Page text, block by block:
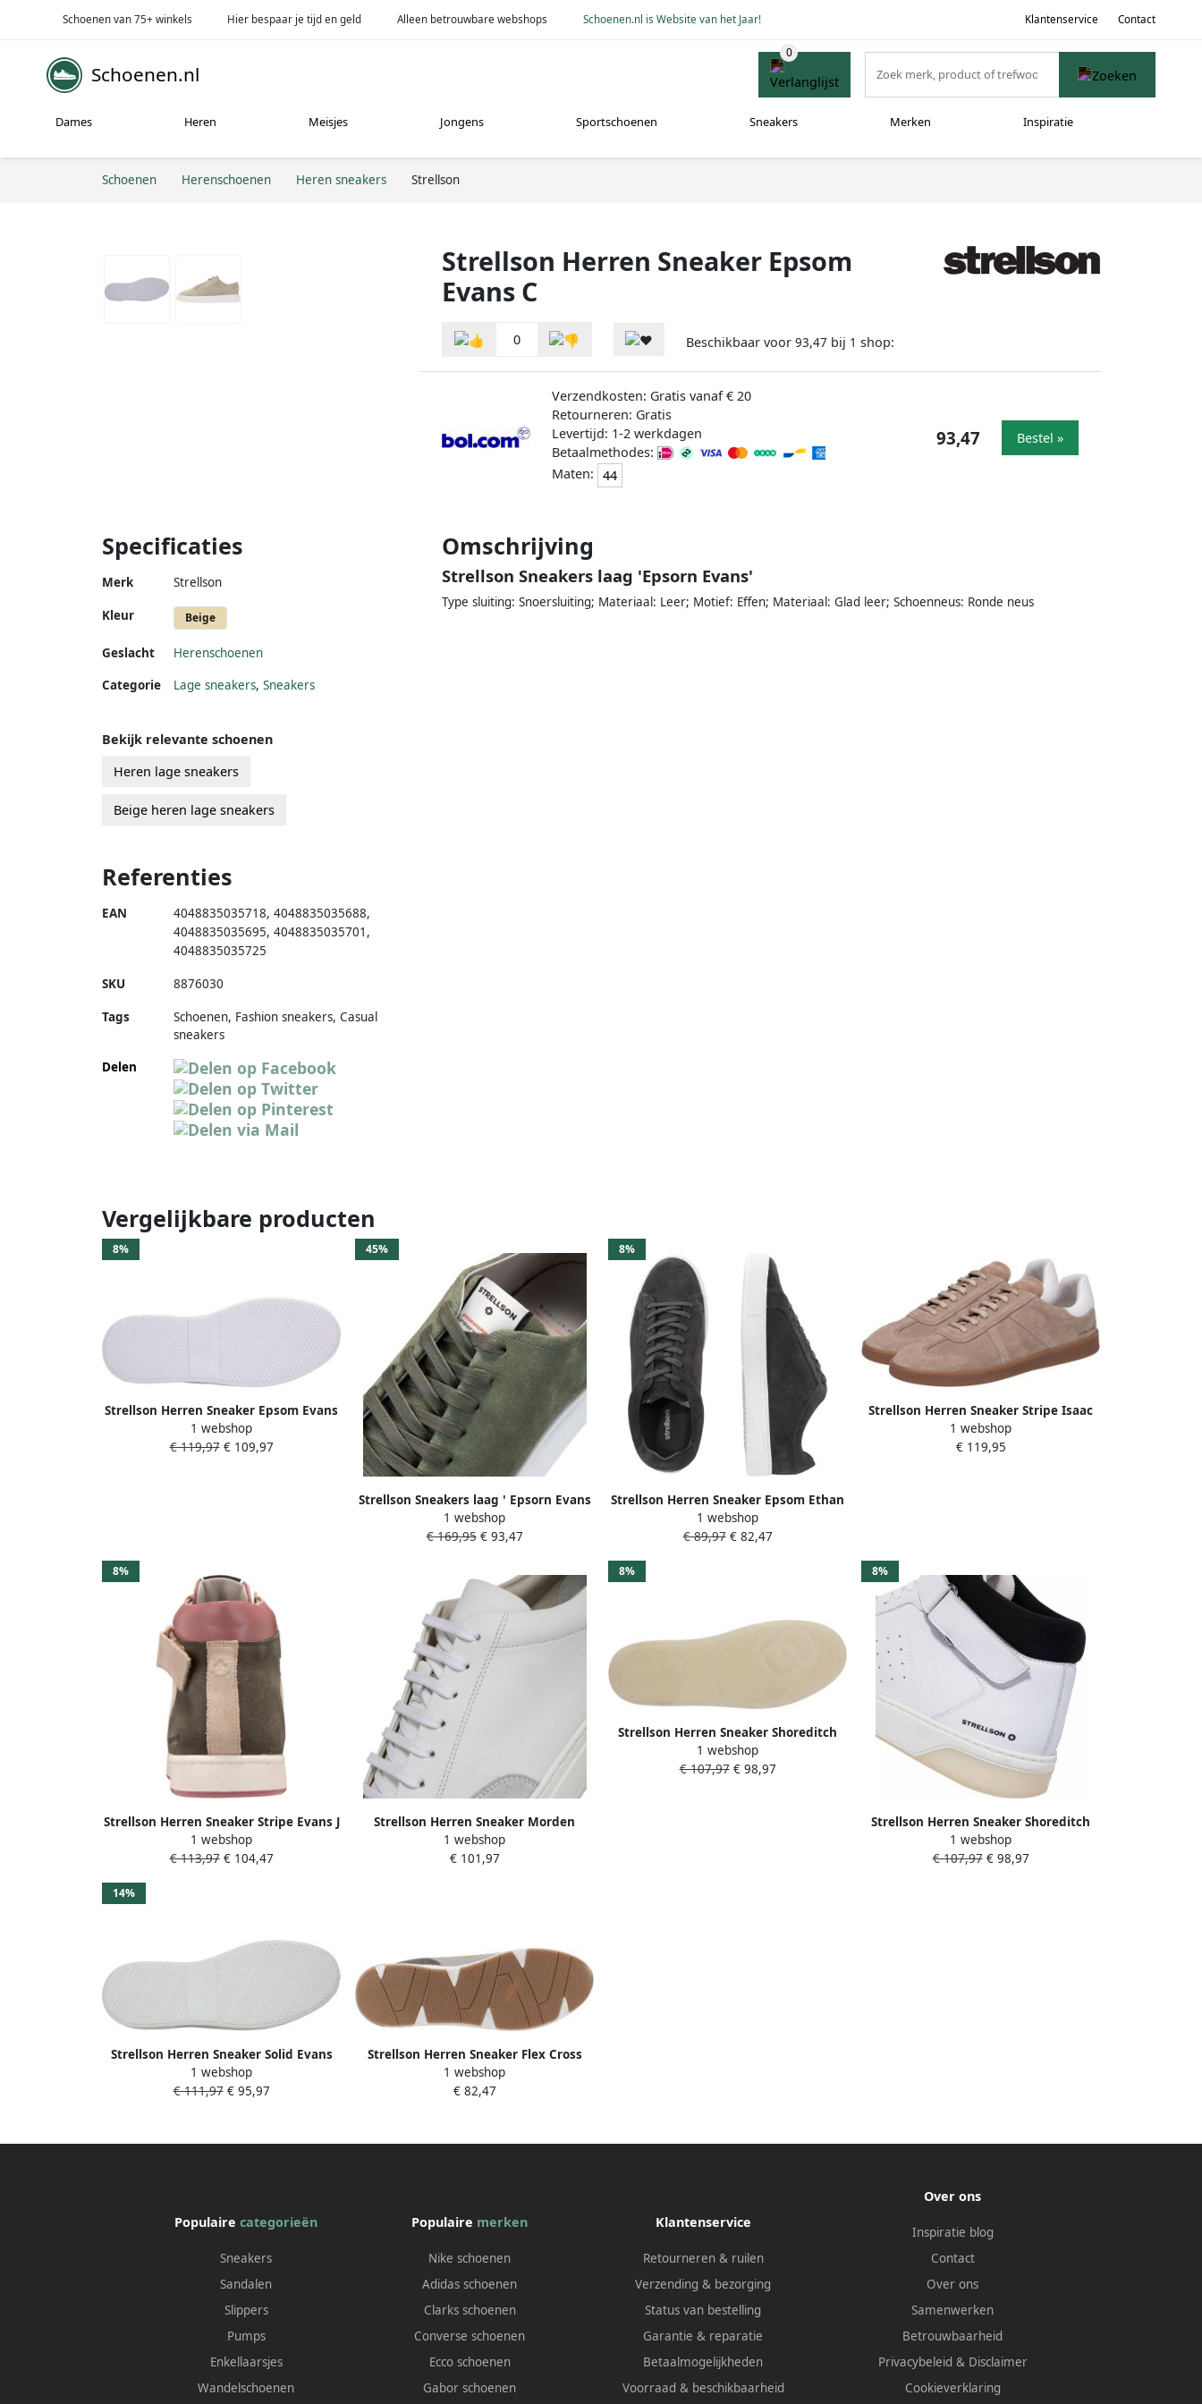
Schoenen van 75+ winkels Hier bespaar je tijd en geld Alleen betrouwbare webshops Schoenen.nl is Website van het Jaar! Klantenservice Contact
Schoenen.nl
Dames Heren Meisjes Jongens Sportschoenen Sneakers Merken Inspiratie
Schoenen Herenschoenen Heren sneakers Strellson
Strellson Herren Sneaker Epsom
Evans C
0 Beschikbaar voor 93,47 bij 1 shop:
Verzendkosten: Gratis vanaf € 20
Retourneren: Gratis
Levertijd: 1-2 werkdagen
Betaalmethodes:
Maten: 44
93,47 Bestel »
Specificaties
Merk Strellson
Kleur Beige
Geslacht
Herenschoenen
Categorie
Lage sneakers, Sneakers
Omschrijving
Strellson Sneakers laag 'Epsorn Evans'
Type sluiting: Snoersluiting; Materiaal: Leer; Motief: Effen; Materiaal: Glad leer; Schoenneus: Ronde neus
Bekijk relevante schoenen
Heren lage sneakers
Beige heren lage sneakers
Referenties
EAN 4048835035718, 4048835035688,
4048835035695, 4048835035701 ,
4048835035725
SKU 8876030
Tags
Schoenen, Fashion sneakers, Casual
sneakers
Delen
Vergelijkbare producten
8%
Strellson Herren Sneaker Epsom Evans
C Hi
1 webshop
€ 119,97€ 109,97
45%
Strellson Sneakers laag ' Epsorn Evans
'
1 webshop
€ 169,95€ 93,47
8%
Strellson Herren Sneaker Epsom Ethan
1 webshop
€ 89,97€ 82,47
Strellson Herren Sneaker Stripe Isaac
1 webshop
€ 119,95
8%
Strellson Herren Sneaker Stripe Evans J
Hi
1 webshop
€ 113,97€ 104,47
Strellson Herren Sneaker Morden
Evans
1 webshop
€ 101,97
8%
Strellson Herren Sneaker Shoreditch
Evans T
1 webshop
€ 107,97€ 98,97
8%
Strellson Herren Sneaker Shoreditch
Evans T
1 webshop
€ 107,97€ 98,97
14%
Strellson Herren Sneaker Solid Evans
1 webshop
€ 111,97€ 95,97
Strellson Herren Sneaker Flex Cross
Kilburn
1 webshop
€ 82,47
Populairecategorieën
Sneakers
Sandalen
Slippers
Pumps
Enkellaarsjes
Wandelschoenen
Populaire merken
Nike schoenen
Adidas schoenen
Clarks schoenen
Converse schoenen
Ecco schoenen
Gabor schoenen
Klantenservice
Retourneren & ruilen
Verzending & bezorging
Status van bestelling
Garantie & reparatie
Betaalmogelijkheden
Voorraad & beschikbaarheid
Over ons
Inspiratie blog
Contact
Over ons
Samenwerken
Betrouwbaarheid
Privacybeleid & Disclaimer
Cookieverklaring